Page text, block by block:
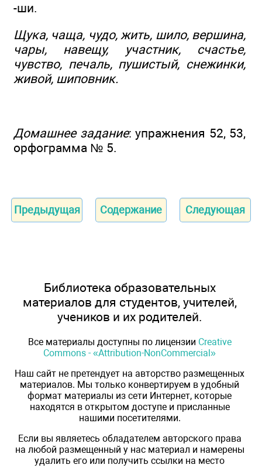
-ши.
Щука, чаща, чудо, жить, шило, вершина,
чары, навещу, участник, счастье,
чувство, печаль, пушистый, снежинки,
живой, шиповник.
Домашнее задание: упражнения 52, 53,
орфограмма № 5.
Предыдущая Содержание Следующая
Библиотека образовательных
материалов для студентов, учителей,
учеников и их родителей.
Все материалы доступны по лицензии Creative
Commons - «Attribution-NonCommercial»
Наш сайт не претендует на авторство размещенных
материалов. Мы только конвертируем в удобный
формат материалы из сети Интернет, которые
находятся в открытом доступе и присланные
нашими посетителями.
Если вы являетесь обладателем авторского права
на любой размещенный у нас материал и намерены
удалить его или получить ссылки на место